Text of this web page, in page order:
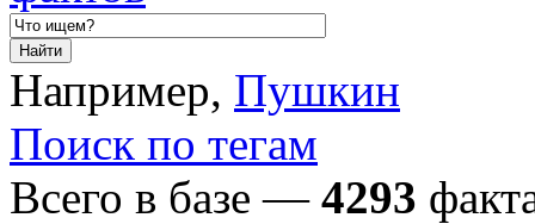
Например, Пушкин
Поиск по тегам
Всего в базе — 4293